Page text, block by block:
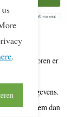
er
eenvoudig
eigen gegevens.
klopt? Neem dan
.